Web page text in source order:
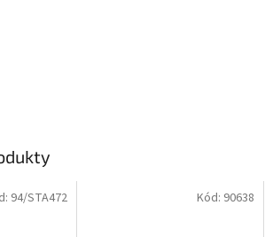
94/STA472 Kód: 90638